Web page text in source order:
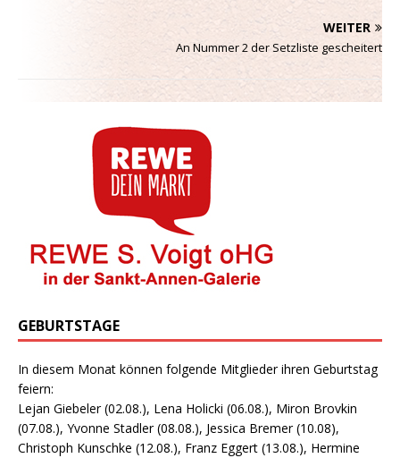
WEITER
An Nummer 2 der Setzliste gescheitert
GEBURTSTAGE
In diesem Monat können folgende Mitglieder ihren Geburtstag
feiern:
Lejan Giebeler (02.08.), Lena Holicki (06.08.), Miron Brovkin
(07.08.), Yvonne Stadler (08.08.), Jessica Bremer (10.08),
Christoph Kunschke (12.08.), Franz Eggert (13.08.), Hermine